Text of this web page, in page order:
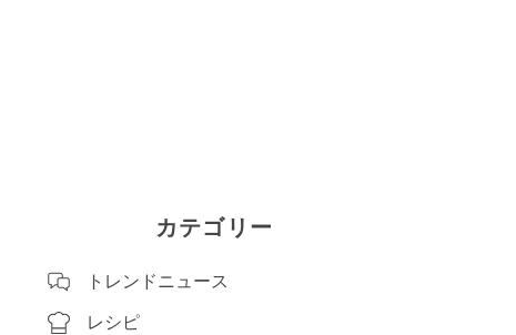
カテゴリー
トレンドニュース
レシピ